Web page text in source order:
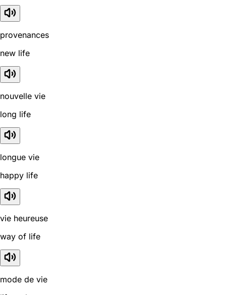
provenances
new life
nouvelle vie
long life
longue vie
happy life
vie heureuse
way of life
mode de vie